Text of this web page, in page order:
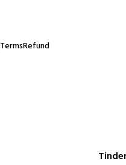
ঝামেলা হলে সরাসরি
TermsRefund